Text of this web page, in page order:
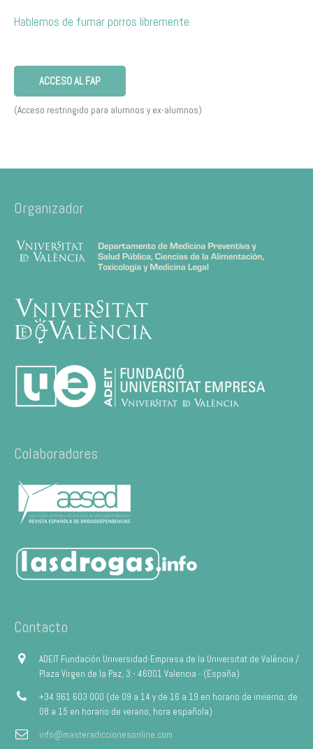
Hablemos de fumar porros libremente
ACCESO AL FAP
(Acceso restringido para alumnos y ex-alumnos)
Organizador
Colaboradores
Contacto
ADEIT Fundación Universidad-Empresa de la Universitat de València /
Plaza Virgen de la Paz, 3 - 46001 Valencia - (España)
+34 961 603 000 (de 09 a 14 y de 16 a 19 en horario de invierno; de
08 a 15 en horario de verano, hora española)
info@masteradiccionesonline.com